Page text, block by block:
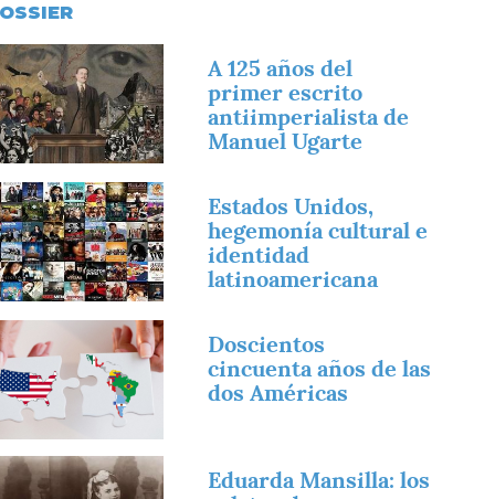
A 125 años del
primer escrito
antiimperialista de
Manuel Ugarte
Estados Unidos,
hegemonía cultural e
identidad
latinoamericana
Doscientos
cincuenta años de las
dos Américas
Eduarda Mansilla: los